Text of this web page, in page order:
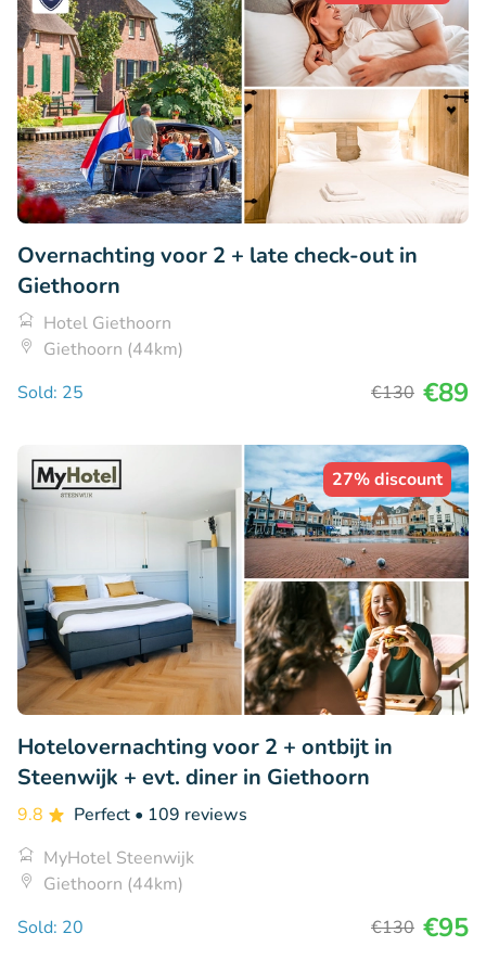
Overnachting voor 2 + late check-out in
Giethoorn
Hotel Giethoorn
Giethoorn (44km)
Sold: 25
€130 €89
27% discount
Hotelovernachting voor 2 + ontbijt in
Steenwijk + evt. diner in Giethoorn
9.8 Perfect • 109 reviews
MyHotel Steenwijk
Giethoorn (44km)
Sold: 20
€130 €95